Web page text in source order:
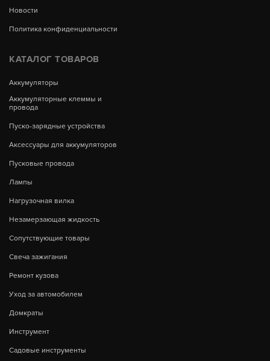
Новости
Политика конфиденциальности
КАТАЛОГ ТОВАРОВ
Аккумуляторы
Аккумуляторные клеммы и
провода
Пуско-зарядные устройства
Аксессуары для аккумуляторов
Пусковые провода
Лампы
Нагрузочная вилка
Незамерзающая жидкость
Сопутствующие товары
Свеча зажигания
Ремонт кузова
Уход за автомобилем
Домкраты
Инструмент
Садовые инструменты